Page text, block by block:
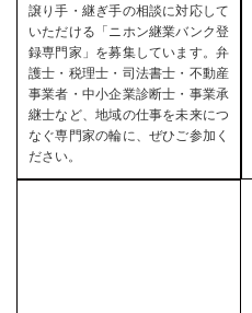
譲り手・継ぎ手の相談に対応して
いただける「ニホン継業バンク登
録専門家」を募集しています。弁
護士・税理士・司法書士・不動産
事業者・中小企業診断士・事業承
継士など、地域の仕事を未来につ
なぐ専門家の輪に、ぜひご参加く
ださい。